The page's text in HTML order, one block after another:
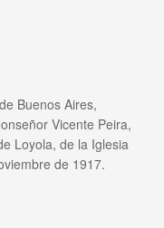
Buenos Aires,
Vicente Peira,
Loyola, de la Iglesia
de 1917.